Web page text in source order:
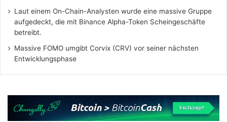
Laut einem On-Chain-Analysten wurde eine massive Gruppe
aufgedeckt, die mit Binance Alpha-Token Scheingeschäfte
betreibt.
Massive FOMO umgibt Corvix (CRV) vor seiner nächsten
Entwicklungsphase